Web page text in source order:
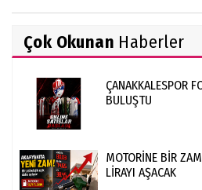
Çok Okunan Haberler
ÇANAKKALESPOR
BULUŞTU
MOTORİNE BİR
LİRAYI AŞACAK